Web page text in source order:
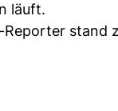
läuft.
stand